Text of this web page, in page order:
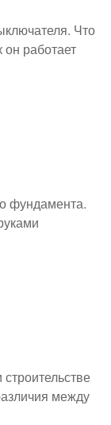
Что
он работает
фундамента.
между